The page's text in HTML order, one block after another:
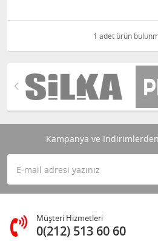
1 adet ürün
Kampanya ve
Müşteri Hizmetleri
0(212) 513 60 60